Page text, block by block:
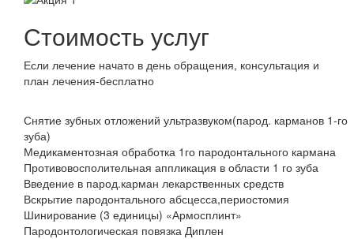
Стоимость услуг
Если лечение начато в день обращения, консультация и
план лечения-бесплатно
Снятие зубных отложений ультразвуком(парод. карманов 1-го
зуба)
Медикаментозная обработка 1го пародонтального кармана
Противовосполительная аппликация в области 1 го зуба
Введение в парод.карман лекарственных средств
Вскрытие пародонтального абсцесса,периостомия
Шинирование (3 единицы) «Армосплинт»
Пародонтологическая повязка Диплен